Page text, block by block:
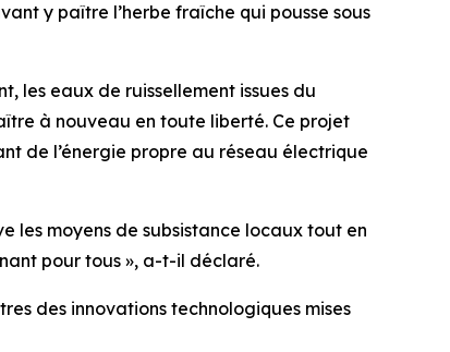
y paître l’herbe fraîche qui pousse sous
les eaux de ruissellement issues du
à nouveau en toute liberté. Ce projet
de l’énergie propre au réseau électrique
les moyens de subsistance locaux tout en
pour tous », a-t-il déclaré.
des innovations technologiques mises